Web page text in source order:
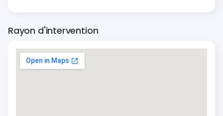
Rayon d'intervention